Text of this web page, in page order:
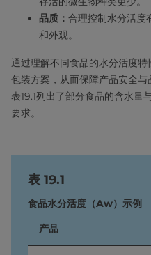
品质： 合理控制水分活度
和外观。
通过理解不同食品的水分活度
包装方案，从而保障产品安全与
表19.1列出了部分食品的含水量
要求。
表 19.1
食品水分活度（Aw）示例
产品